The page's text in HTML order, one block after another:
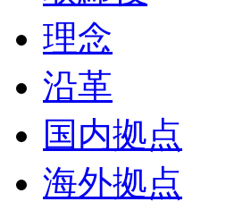
理念
沿革
国内拠点
海外拠点